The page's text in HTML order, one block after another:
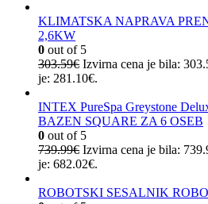
KLIMATSKA NAPRAVA
2,6KW
0 out of 5
303.59€ Izvirna cena je bila:
je: 281.10€.
INTEX PureSpa Greystone
BAZEN SQUARE ZA 6 OSEB
0 out of 5
739.99€ Izvirna cena je bila:
je: 682.02€.
ROBOTSKI SESALNIK